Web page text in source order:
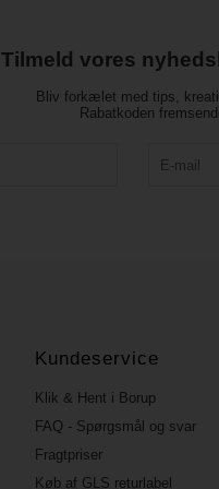
Tilmeld vores
Bliv forkælet med tips,
Rabatkoden
Kundeservice
Klik & Hent i Borup
FAQ - Spørgsmål og svar
Fragtpriser
Køb af GLS returlabel